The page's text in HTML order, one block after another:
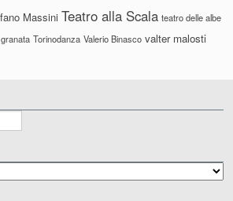
Massini Teatro alla Scala teatro delle albe
Torinodanza Valerio Binasco valter malosti